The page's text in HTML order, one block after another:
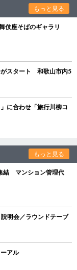
もっと見る
伎座そばのギャラリ
がスタート 和歌山市内5
に合わせ「旅行川柳コ
もっと見る
結 マンション管理代
明会／ラウンドテーブ
アル